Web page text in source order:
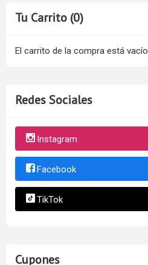
Tu Carrito (0)
El carrito de la compra está vacío
Redes Sociales
Instagram
Facebook
TikTok
Cupones